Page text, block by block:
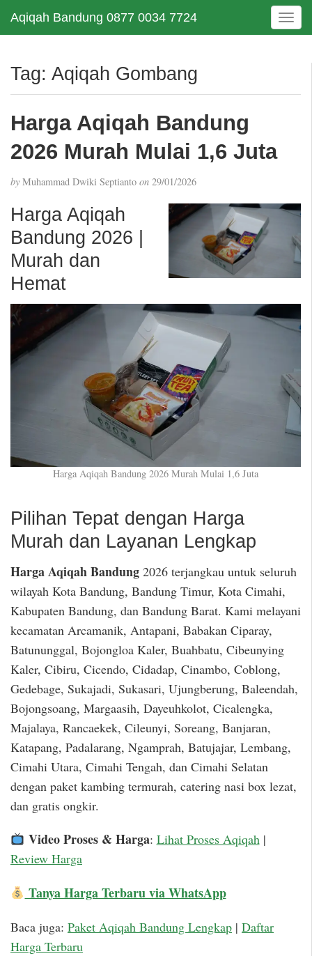
Aqiqah Bandung 0877 0034 7724
T
o
e
t
Tag: Aqiqah Gombang
Harga Aqiqah Bandung
2026 Murah Mulai 1,6 Juta
by Muhammad Dwiki Septianto on 29/01/2026
Harga Aqiqah
Bandung 2026 |
Murah dan
Hemat
Harga Aqiqah Bandung 2026 Murah Mulai 1,6 Juta
Pilihan Tepat dengan Harga
Murah dan Layanan Lengkap
Harga Aqiqah Bandung 2026 terjangkau untuk seluruh
wilayah Kota Bandung, Bandung Timur, Kota Cimahi,
Kabupaten Bandung, dan Bandung Barat. Kami melayani
kecamatan Arcamanik, Antapani, Babakan Ciparay,
Batununggal, Bojongloa Kaler, Buahbatu, Cibeunying
Kaler, Cibiru, Cicendo, Cidadap, Cinambo, Coblong,
Gedebage, Sukajadi, Sukasari, Ujungberung, Baleendah,
Bojongsoang, Margaasih, Dayeuhkolot, Cicalengka,
Majalaya, Rancaekek, Cileunyi, Soreang, Banjaran,
Katapang, Padalarang, Ngamprah, Batujajar, Lembang,
Cimahi Utara, Cimahi Tengah, dan Cimahi Selatan
dengan paket kambing termurah, catering nasi box lezat,
dan gratis ongkir.
Video Proses & Harga: Lihat Proses Aqiqah|
Review Harga
Tanya Harga Terbaru via WhatsApp
Baca juga: Paket Aqiqah Bandung Lengkap | Daftar
Harga Terbaru